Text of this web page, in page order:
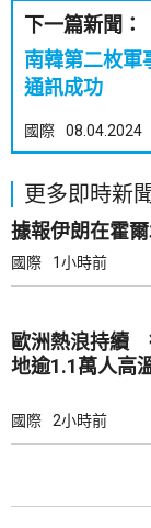
下一篇新聞：
南韓第二枚
通訊成功
國際 08.04.2024
更多即時新聞
據報伊朗在霍
國際 1小時前
歐洲熱浪持續
地逾1.1萬人高
國際 2小時前